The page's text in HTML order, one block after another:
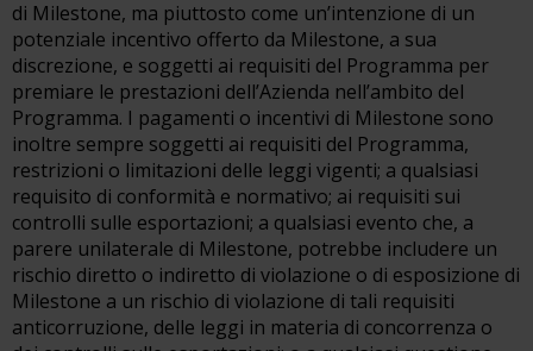
di Milestone, ma piuttosto come un’intenzione di un
potenziale incentivo offerto da Milestone, a sua
discrezione, e soggetti ai requisiti del Programma per
premiare le prestazioni dell’Azienda nell’ambito del
Programma. I pagamenti o incentivi di Milestone sono
inoltre sempre soggetti ai requisiti del Programma,
restrizioni o limitazioni delle leggi vigenti; a qualsiasi
requisito di conformità e normativo; ai requisiti sui
controlli sulle esportazioni; a qualsiasi evento che, a
parere unilaterale di Milestone, potrebbe includere un
rischio diretto o indiretto di violazione o di esposizione di
Milestone a un rischio di violazione di tali requisiti
anticorruzione, delle leggi in materia di concorrenza o